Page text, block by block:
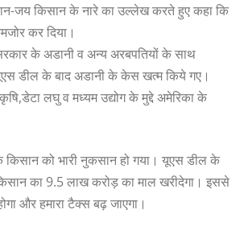
जय किसान के नारे का उल्लेख करते हुए कहा कि
कर दिया।
के अडानी व अन्य अरबपतियों के साथ
डील के बाद अडानी के केस खत्म किये गए।
लघु व मध्यम उद्योग के मुद्दे अमेरिका के
को भारी नुकसान हो गया। यूएस डील के
का 9.5 लाख करोड़ का माल खरीदेगा। इससे
और हमारा टैक्स बढ़ जाएगा।